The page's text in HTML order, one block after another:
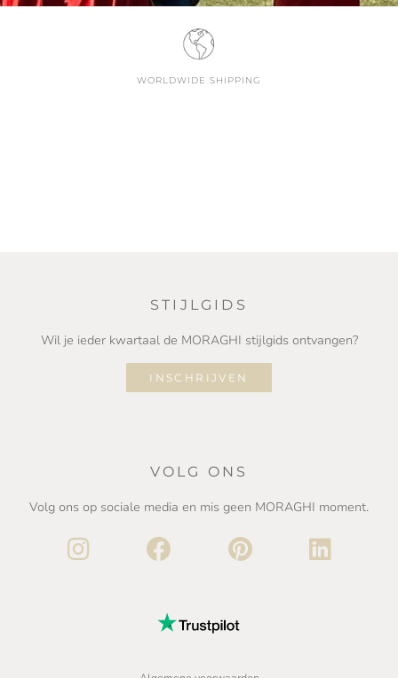
WORLDWIDE SHIPPING
STIJLGIDS
Wil je ieder kwartaal de MORAGHI stijlgids ontvangen?
INSCHRIJVEN
VOLG ONS
Volg ons op sociale media en mis geen MORAGHI moment.